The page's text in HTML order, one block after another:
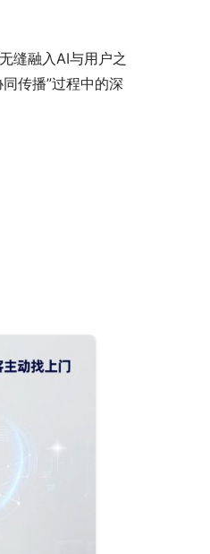
缝融入AI与用户之
传播”过程中的深